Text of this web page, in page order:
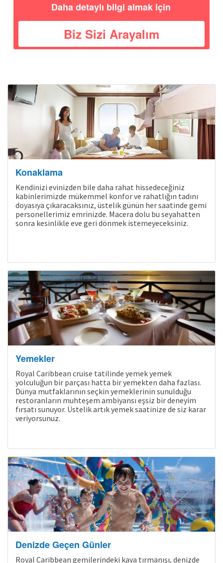
Daha detaylı bilgi almak için
Biz Sizi Arayalım
Konaklama
Kendinizi evinizden bile daha rahat hissedeceğiniz
kabinlerimizde mükemmel konfor ve rahatlığın tadını
doyasıya çıkaracaksınız, üstelik günün her saatinde gemi
personellerimiz emrinizde. Macera dolu bu seyahatten
sonra kesinlikle eve geri dönmek istemeyeceksiniz.
Yemekler
Royal Caribbean cruise tatilinde yemek yemek
yolculuğun bir parçası hatta bir yemekten daha fazlası.
Dünya mutfaklarının seçkin yemeklerinin sunulduğu
restoranların muhteşem ambiyansı eşsiz bir deneyim
fırsatı sunuyor. Üstelik artık yemek saatinize de siz karar
veriyorsunuz.
Denizde Geçen Günler
Royal Caribbean gemilerindeki kaya tırmanışı, denizde